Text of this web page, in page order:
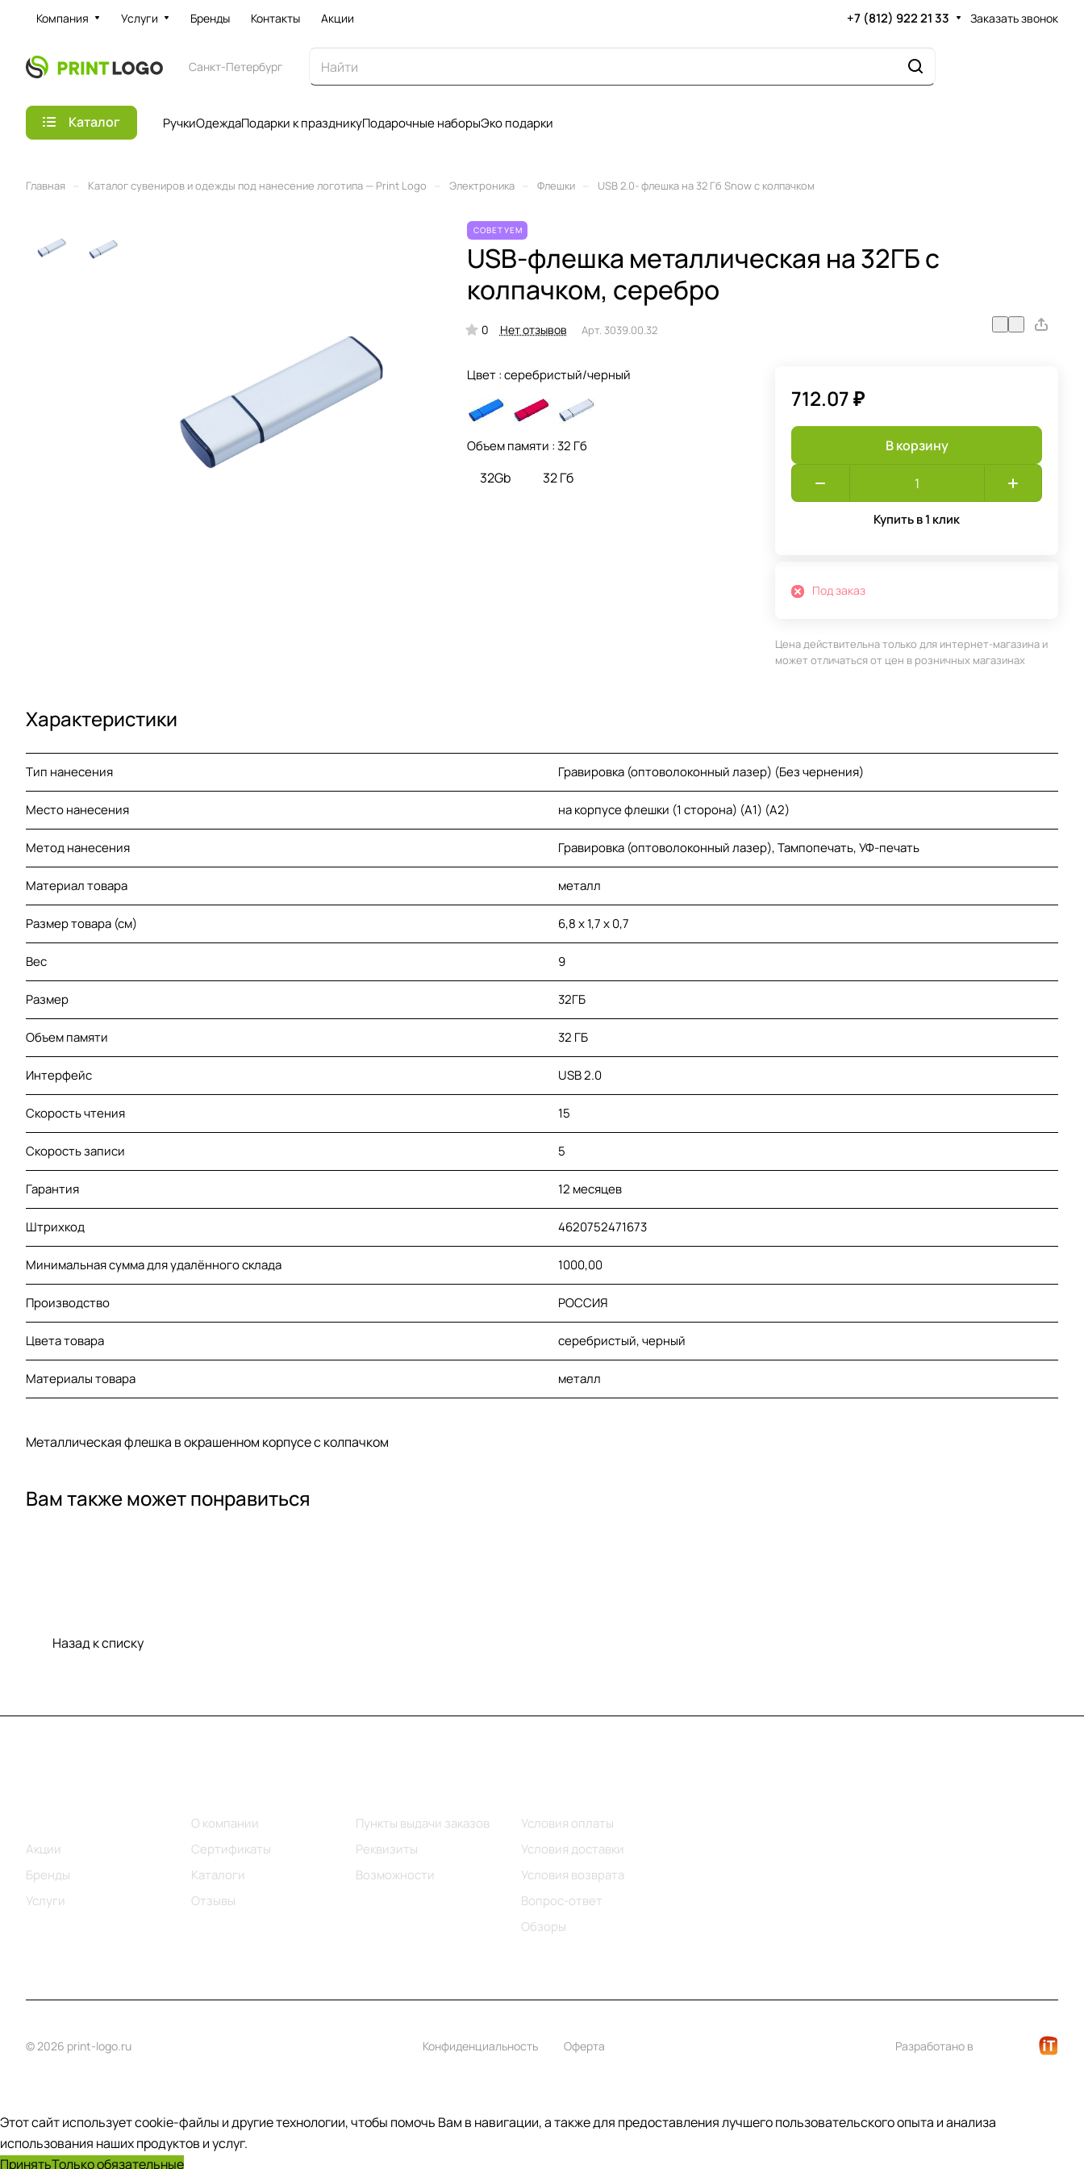
Компания Услуги Бренды Контакты Акции +7 (812) 922 21 33 Заказать звонок
Санкт-Петербург
Каталог РучкиОдеждаПодарки к праздникуПодарочные наборыЭко подарки
Главная Каталог сувениров и одежды под нанесение логотипа — Print Logo Электроника Флешки USB 2.0- флешка на 32 Гб Snow с колпачком
СОВЕТУЕМ
USB-флешка металлическая на 32ГБ с
колпачком, серебро
0 Нет отзывов Арт. 3039.00.32
Цвет :серебристый/черный
Объем памяти :32 Гб
32Gb 32 Гб
712.07 ₽
В корзину
Купить в 1 клик
Под заказ
Цена действительна только для интернет-магазина и
может отличаться от цен в розничных магазинах
Характеристики
Тип нанесения Гравировка (оптоволоконный лазер) (Без чернения)
Место нанесения на корпусе флешки (1 сторона) (A1) (A2)
Метод нанесения Гравировка (оптоволоконный лазер), Тампопечать, УФ-печать
Материал товара металл
Размер товара (см) 6,8 х 1,7 х 0,7
Вес 9
Размер 32ГБ
Объем памяти 32 ГБ
Интерфейс USB 2.0
Скорость чтения 15
Скорость записи 5
Гарантия 12 месяцев
Штрихкод 4620752471673
Минимальная сумма для удалённого склада 1000,00
Производство РОССИЯ
Цвета товара серебристый, черный
Материалы товара металл
Металлическая флешка в окрашенном корпусе с колпачком
Вам также может понравиться
Назад к списку
Акции
Бренды
Услуги
О компании
Сертификаты
Каталоги
Отзывы
Пункты выдачи заказов
Реквизиты
Возможности
Условия оплаты
Условия доставки
Условия возврата
Вопрос-ответ
Обзоры
© 2026 print-logo.ru Конфиденциальность Оферта Разработано в
Этот сайт использует cookie-файлы и другие технологии, чтобы помочь Вам в навигации, а также для предоставления лучшего пользовательского опыта и анализа
использования наших продуктов и услуг.
ПринятьТолько обязательные